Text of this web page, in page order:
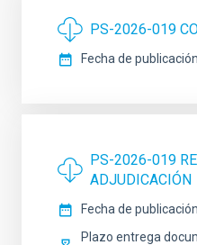
PS-2026-019
Fecha de publicación
PS-2026-019
ADJUDICACIÓN
Fecha de publicación
Plazo entrega